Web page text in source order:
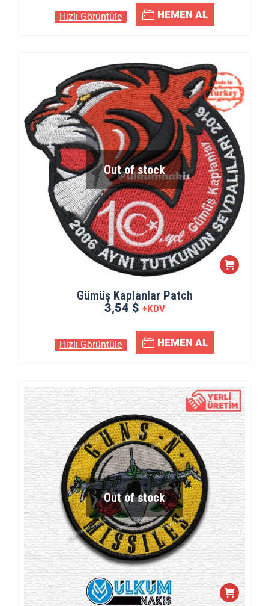
Hızlı Görüntüle HEMEN AL
Out of stock
Gümüş Kaplanlar Patch
3,54 $ +KDV
Hızlı Görüntüle HEMEN AL
Out of stock